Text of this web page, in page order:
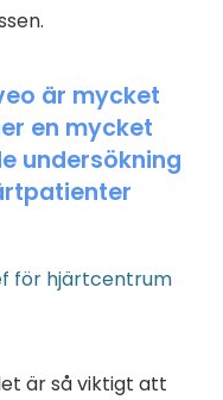
är mycket
en mycket
undersökning
för hjärtcentrum
är så viktigt att